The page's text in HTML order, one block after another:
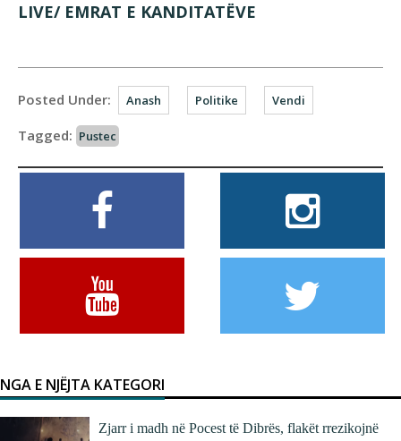
LIVE/ EMRAT E KANDITATËVE
Posted Under: Anash Politike Vendi
Tagged: Pustec
NGA E NJËJTA KATEGORI
Zjarr i madh në Pocest të Dibrës, flakët rrezikojnë